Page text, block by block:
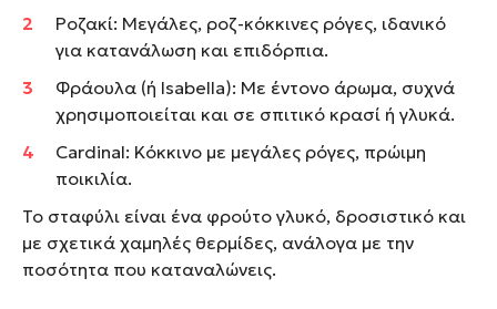
Ροζακί: Μεγάλες, ροζ-κόκκινες ρόγες, ιδανικό
για κατανάλωση και επιδόρπια.
Φράουλα (ή Isabella): Με έντονο άρωμα, συχνά
χρησιμοποιείται και σε σπιτικό κρασί ή γλυκά.
Cardinal: Κόκκινο με μεγάλες ρόγες, πρώιμη
ποικιλία.
Το σταφύλι είναι ένα φρούτο γλυκό, δροσιστικό και
με σχετικά χαμηλές θερμίδες, ανάλογα με την
ποσότητα που καταναλώνεις.